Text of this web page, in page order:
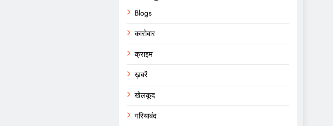
Blogs
कारोबार
क्राइम
ख़बरें
खेलकूद
गरियाबंद